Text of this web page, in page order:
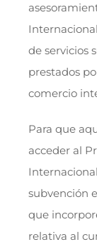
de servicios
prestados
comercio
Para que
acceder al
subvención
que
relativa al